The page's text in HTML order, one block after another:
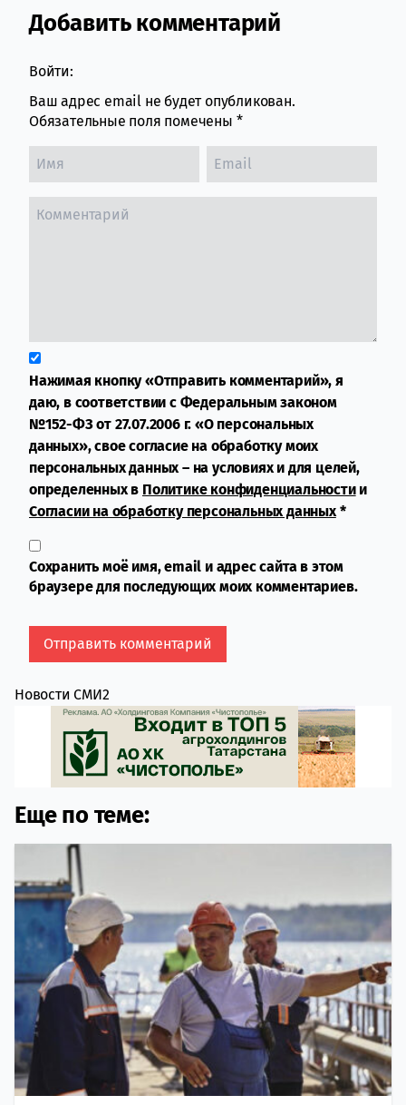
Comment section
Добавить комментарий
Войти:
Ваш адрес email не будет опубликован.
Обязательные поля помечены *
Нажимая кнопку «Отправить комментарий», я
даю, в соответствии с Федеральным законом
№152-ФЗ от 27.07.2006 г. «О персональных
данных», свое согласие на обработку моих
персональных данных – на условиях и для целей,
определенных в Политике конфиденциальностии
Согласии на обработку персональных данных*
Сохранить моё имя, email и адрес сайта в этом
браузере для последующих моих комментариев.
Новости СМИ2
Еще по теме: